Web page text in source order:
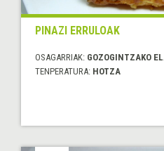
PINAZI ERRULOAK
OSAGARRIAK: GOZOGINTZAKO
TENPERATURA: HOTZA